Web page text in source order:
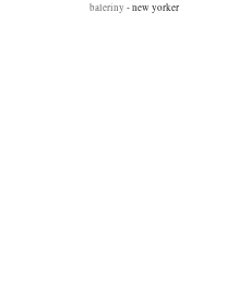
baleriny - new yorker